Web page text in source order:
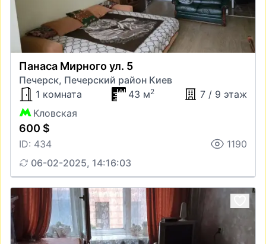
Панаса Мирного ул. 5
Печерск, Печерский район Киев
1 комната
43 м2
7 / 9 этаж
Кловская
600 $
ID: 434
1190
06-02-2025, 14:16:03